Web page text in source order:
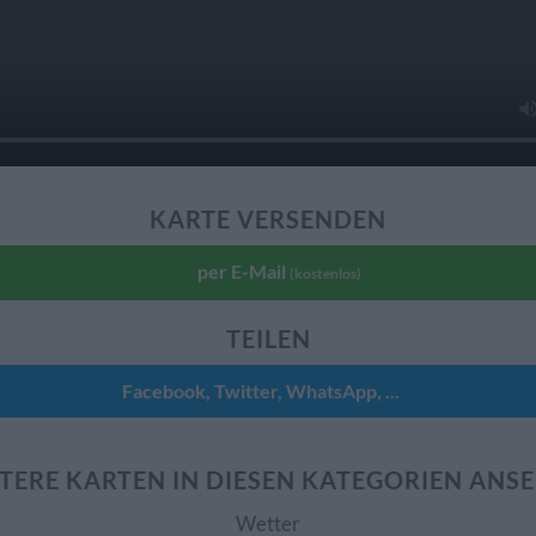
KARTE VERSENDEN
per E-Mail (kostenlos)
TEILEN
Facebook, Twitter, WhatsApp, ...
KARTEN IN DIESEN KATEGORIEN
Wetter